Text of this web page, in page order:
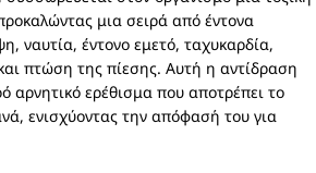
μια σειρά από έντονα
ναυτία, έντονο εμετό, ταχυκαρδία,
πτώση της πίεσης. Αυτή η αντίδραση
αρνητικό ερέθισμα που αποτρέπει το
ενισχύοντας την απόφασή του για